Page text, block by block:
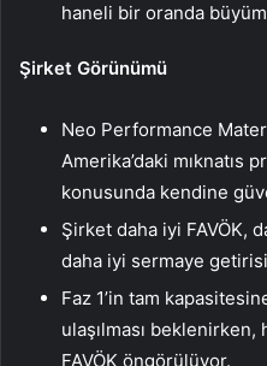
haneli bir oranda
Şirket Görünümü
Neo Performance
Amerika’daki mıknatıs
konusunda kendine
Şirket daha iyi FAVÖK,
daha iyi sermaye
Faz 1’in tam
ulaşılması beklenirken,
FAVÖK öngörülüyor.